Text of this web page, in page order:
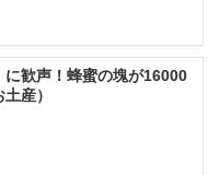
歓声！蜂蜜の塊が16000
産）